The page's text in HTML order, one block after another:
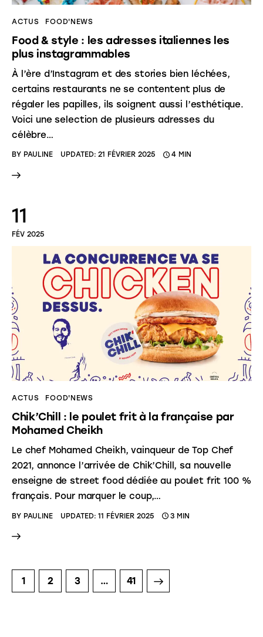
ACTUS FOOD'NEWS
Food & style : les adresses italiennes les
plus instagrammables
À l’ère d’Instagram et des stories bien léchées,
certains restaurants ne se contentent plus de
régaler les papilles, ils soignent aussi l’esthétique.
Voici une selection de plusieurs adresses du
célèbre…
BY PAULINE UPDATED: 21 FÉVRIER 2025 4 MIN
11
FÉV 2025
ACTUS FOOD'NEWS
Chik’Chill : le poulet frit à la française par
Mohamed Cheikh
Le chef Mohamed Cheikh, vainqueur de Top Chef
2021, annonce l’arrivée de Chik’Chill, sa nouvelle
enseigne de street food dédiée au poulet frit 100 %
français. Pour marquer le coup,…
BY PAULINE UPDATED: 11 FÉVRIER 2025 3 MIN
1 2 3 … 41
>